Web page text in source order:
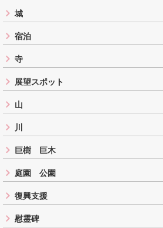
城
宿泊
寺
展望スポット
山
川
巨樹 巨木
庭園 公園
復興支援
慰霊碑